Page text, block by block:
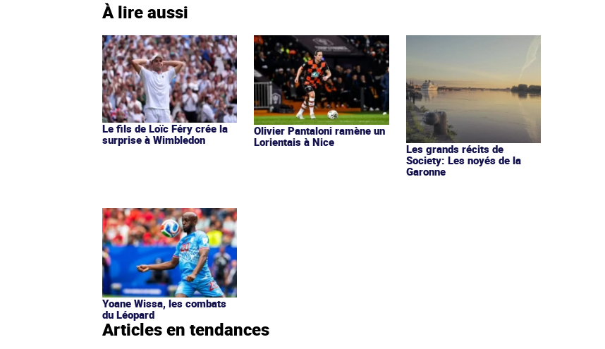
À lire aussi
Le fils de Loïc Féry crée la
surprise à Wimbledon
Olivier Pantaloni ramène un
Lorientais à Nice
Les grands récits de
Society: Les noyés de la
Garonne
Yoane Wissa, les combats
du Léopard
Articles en tendances